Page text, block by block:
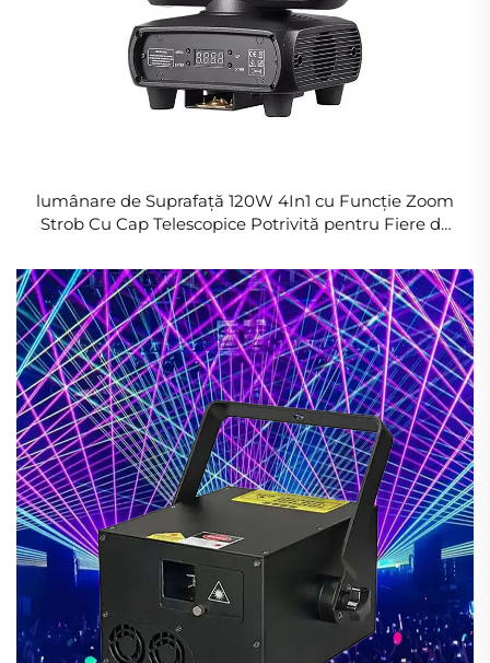
lumânare de Suprafață 120W 4In1 cu Funcție Zoom
Strob Cu Cap Telescopice Potrivită pentru Fiere de